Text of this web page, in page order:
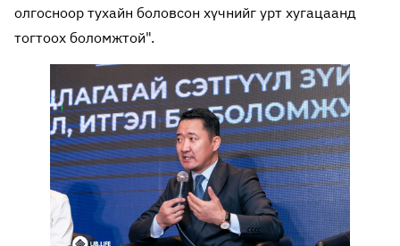
олгосноор тухайн боловсон хүчнийг урт хугацаанд
тогтоох боломжтой".